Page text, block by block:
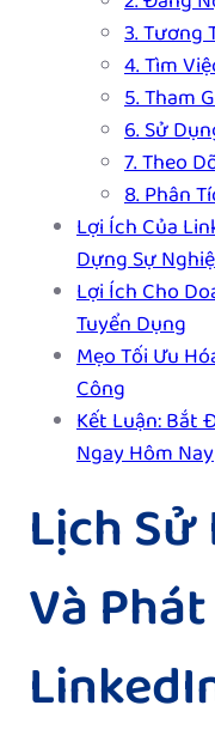
3. Tương
4. Tìm
5. Tham
6. Sử
7. Theo
8. Phân
Lợi Ích Của
Dựng Sự
Lợi Ích Cho
Tuyển Dụng
Mẹo Tối Ưu
Công
Kết Luận: Bắt
Ngay Hôm Nay
Lịch
Và